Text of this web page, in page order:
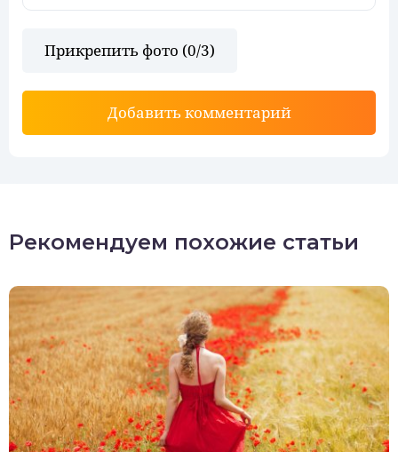
Прикрепить фото (0/3)
Добавить комментарий
Рекомендуем похожие статьи